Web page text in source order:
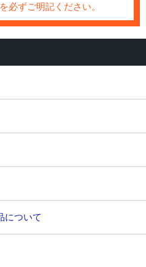
必ずご明記ください。
について